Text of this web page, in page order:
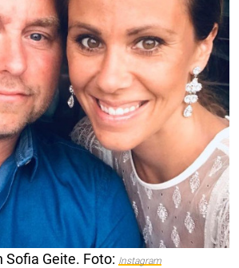
Sofia Geite. Foto: Instagram